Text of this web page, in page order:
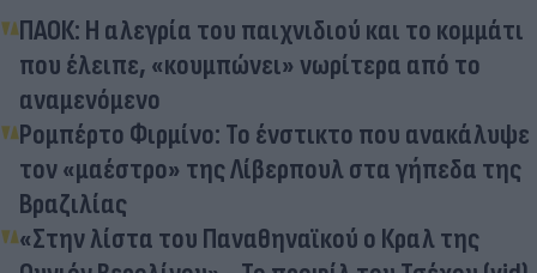
ΠΑΟΚ: Η αλεγρία του παιχνιδιού και το κομμάτι
που έλειπε, «κουμπώνει» νωρίτερα από το
αναμενόμενο
Ρομπέρτο Φιρμίνο: Το ένστικτο που ανακάλυψε
τον «μαέστρο» της Λίβερπουλ στα γήπεδα της
Βραζιλίας
«Στην λίστα του Παναθηναϊκού ο Κραλ της